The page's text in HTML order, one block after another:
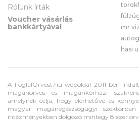
Rólunk írták
Voucher vásárlás
bankkártyával
mr
hasi
A FoglalOrvost.hu weboldal 2011-ben
magánorvos és magánkórházi
amelynek célja, hogy elérhetővé és
magyar magánegészségügyi
intézményekben dolgozó mintegy 8 ezer